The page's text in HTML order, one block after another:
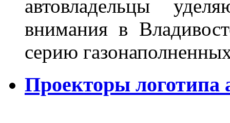
автовладельцы
внимания в
серию
Проекторы логотипа